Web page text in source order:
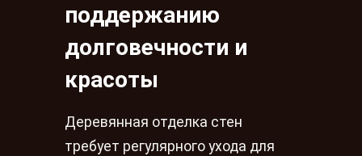
поддержанию
долговечности и
красоты
Деревянная отделка стен
требует регулярного ухода для